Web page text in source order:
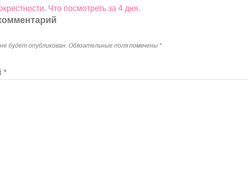
Что посмотреть за 4 дня.
будет опубликован. Обязательные поля помечены *
*